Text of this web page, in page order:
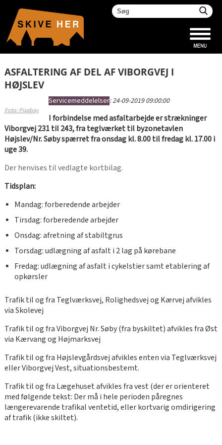
ASFALTERING AF DEL AF VIBORGVEJ I
HØJSLEV
Foto: Pixabay
Servicemeddelelser:24-09-2019 09:00:00
I forbindelse med asfaltarbejde er strækninger
Viborgvej 231 til 243, fra teglværket til byzonetavlen
Højslev/Nr. Søby spærret fra onsdag kl. 8.00 til fredag kl. 17.00 i
uge 39.
Der henvises til vedlagte kortbilag.
Tidsplan:
Mandag: forberedende arbejder
Tirsdag: forberedende arbejder
Onsdag: afretning af stabiltgrus
Torsdag: udlægning af asfalt i 2 lag på kørebane
Fredag: udlægning af asfalt i cykelstier samt etablering af
opkørsler
Trafik til og fra Teglværksvej, Rolighedsvej og Kærvej afvikles
via Skolevej
Trafik til og fra Viborgvej Nr. Søby (fra byskiltet) afvikles fra Øst
via Kærvang og Højmarksvej
Trafik til og fra Højslevgårdsvej afvikles enten via Teglværksvej
eller Viborgvej Vest, situationsbestemt.
Trafik til og fra Lægehuset afvikles fra vest (der er orienteret
med følgende tekst: Der må i hele perioden påregnes
længerevarende trafikal ventetid, eller kortvarig omdirigering
af trafik (ikke skiltet).